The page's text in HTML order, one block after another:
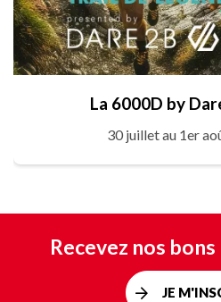
La 6000D by
30 juillet au 1er
Recevez nos
JE